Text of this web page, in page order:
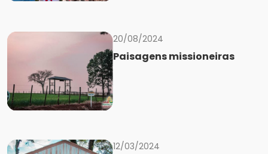
20/08/2024
Paisagens missioneiras
12/03/2024